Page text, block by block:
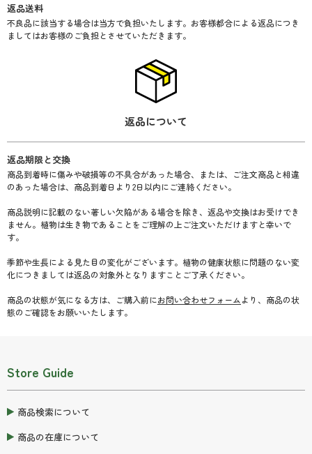
返品送料
不良品に該当する場合は当方で負担いたします。お客様都合による返品につき
ましてはお客様のご負担とさせていただきます。
返品について
返品期限と交換
商品到着時に傷みや破損等の不具合があった場合、または、ご注文商品と相違
のあった場合は、商品到着日より2日以内にご連絡ください。
商品説明に記載のない著しい欠陥がある場合を除き、返品や交換はお受けでき
ません。植物は生き物であることをご理解の上ご注文いただけますと幸いで
す。
季節や生長による見た目の変化がございます。植物の健康状態に問題のない変
化につきましては返品の対象外となりますことご了承ください。
商品の状態が気になる方は、ご購入前にお問い合わせフォームより、商品の状
態のご確認をお願いいたします。
Store Guide
商品検索について
商品の在庫について